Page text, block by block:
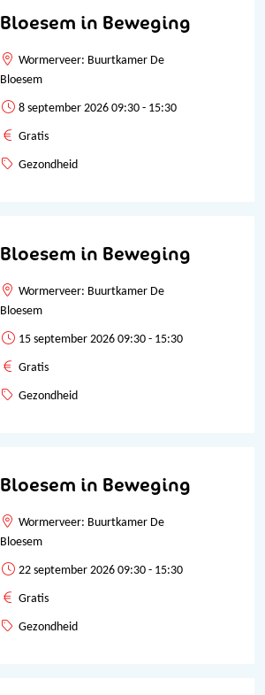
Bloesem in Beweging
Wormerveer: Buurtkamer De
Bloesem
8 september 2026 09:30 - 15:30
Gratis
Gezondheid
Bloesem in Beweging
Wormerveer: Buurtkamer De
Bloesem
15 september 2026 09:30 - 15:30
Gratis
Gezondheid
Bloesem in Beweging
Wormerveer: Buurtkamer De
Bloesem
22 september 2026 09:30 - 15:30
Gratis
Gezondheid